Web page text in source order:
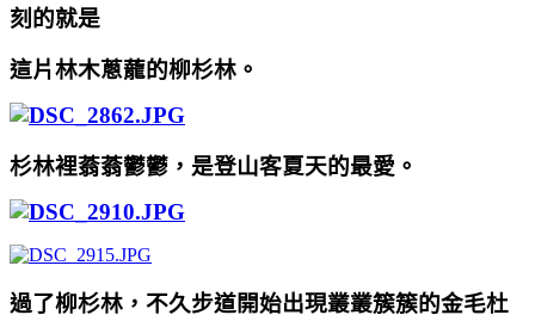
刻的就是
這片林木蔥蘢的柳杉林。
杉林裡蓊蓊鬱鬱，是登山客夏天的最愛。
過了柳杉林，不久步道開始出現叢叢簇簇的金毛杜